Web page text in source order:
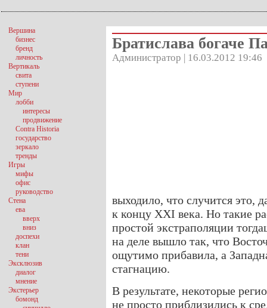
Братислава богаче
Администратор | 16.03.2012 19:46
выходило, что случится это,
к концу XXI века. Но такие
простой экстраполяции
на деле вышло так, что
ощутимо прибавила, а
стагнацию.
В результате, некоторые
не просто приблизились к
Вершина
бизнес
бренд
личность
Вертикаль
свита
ступени
Мир
лобби
интересы
продвижение
Contra Historia
государство
зеркало
тренды
Игры
мифы
офис
руководство
Стена
ева
вверх
вниз
доспехи
клан
тени
Эксклюзив
диалог
мнение
Экстерьер
бомонд